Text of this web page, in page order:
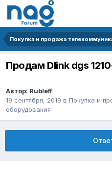
Продам Dlink dgs
Автор: Rubleff
19 сентября, 2019 в Покупка и
оборудования